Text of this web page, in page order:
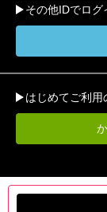
その他IDでログ
はじめてご利用